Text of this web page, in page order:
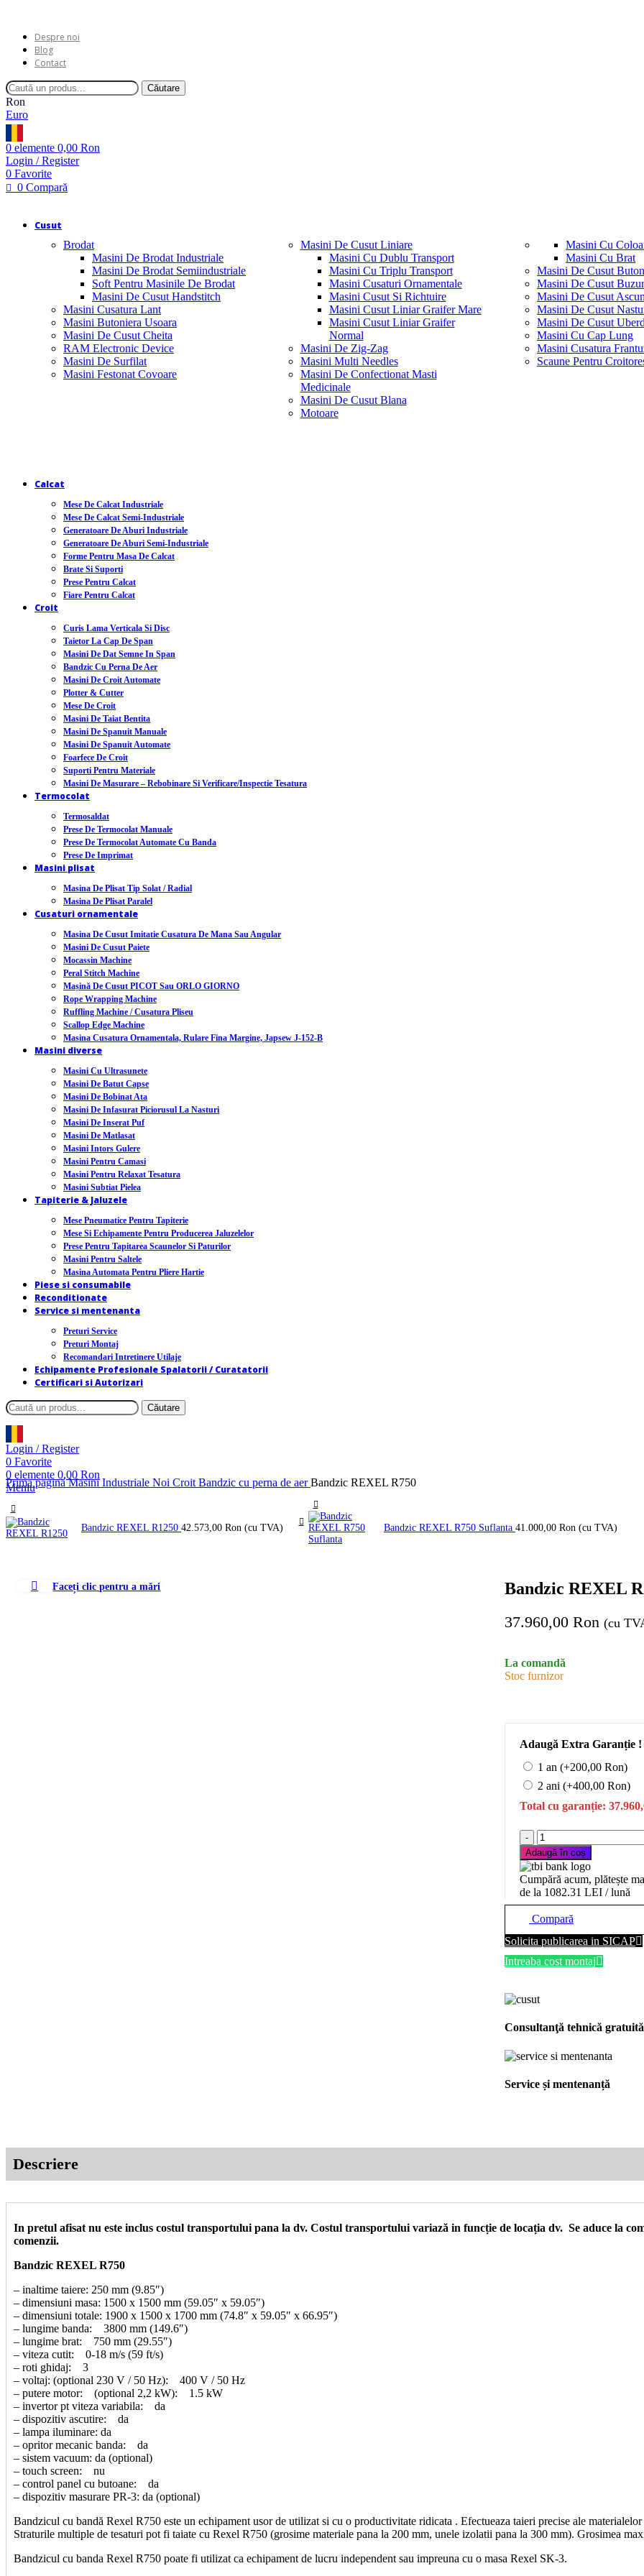
Despre noi
Blog
Contact
Căutare
Ron
Euro
0 elemente 0,00 Ron
Login / Register
0 Favorite
0 Compară
Cusut
Brodat
Masini De Brodat Industriale
Masini De Brodat Semiindustriale
Soft Pentru Masinile De Brodat
Masini De Cusut Handstitch
Masini Cusatura Lant
Masini Butoniera Usoara
Masini De Cusut Cheita
RAM Electronic Device
Masini De Surfilat
Masini Festonat Covoare
Masini De Cusut Liniare
Masini Cu Dublu Transport
Masini Cu Triplu Transport
Masini Cusaturi Ornamentale
Masini Cusut Si Richtuire
Masini Cusut Liniar Graifer Mare
Masini Cusut Liniar Graifer
Normal
Masini De Zig-Zag
Masini Multi Needles
Masini De Confectionat Masti
Medicinale
Masini De Cusut Blana
Motoare
Masini Cu
Masini Cu Brat
Masini De Cusut
Masini De Cusut
Masini De Cusut
Masini De Cusut
Masini De Cusut
Masini Cu Cap Lung
Masini Cusatura
Scaune Pentru
Calcat
Mese De Calcat Industriale
Mese De Calcat Semi-Industriale
Generatoare De Aburi Industriale
Generatoare De Aburi Semi-Industriale
Forme Pentru Masa De Calcat
Brate Si Suporti
Prese Pentru Calcat
Fiare Pentru Calcat
Croit
Curis Lama Verticala Si Disc
Taietor La Cap De Span
Masini De Dat Semne In Span
Bandzic Cu Perna De Aer
Masini De Croit Automate
Plotter & Cutter
Mese De Croit
Masini De Taiat Bentita
Masini De Spanuit Manuale
Masini De Spanuit Automate
Foarfece De Croit
Suporti Pentru Materiale
Masini De Masurare – Rebobinare Si Verificare/inspectie Tesatura
Termocolat
Termosaldat
Prese De Termocolat Manuale
Prese De Termocolat Automate Cu Banda
Prese De Imprimat
Masini plisat
Masina De Plisat Tip Solat / Radial
Masina De Plisat Paralel
Cusaturi ornamentale
Masina De Cusut Imitatie Cusatura De Mana Sau Angular
Masini De Cusut Paiete
Mocassin Machine
Peral Stitch Machine
Mașină De Cusut PICOT Sau ORLO GIORNO
Rope Wrapping Machine
Ruffling Machine / Cusatura Pliseu
Scallop Edge Machine
Masina Cusatura Ornamentala, Rulare Fina Margine, Japsew J-152-B
Masini diverse
Masini Cu Ultrasunete
Masini De Batut Capse
Masini De Bobinat Ata
Masini De Infasurat Piciorusul La Nasturi
Masini De Inserat Puf
Masini De Matlasat
Masini Intors Gulere
Masini Pentru Camasi
Masini Pentru Relaxat Tesatura
Masini Subtiat Pielea
Tapiterie & Jaluzele
Mese Pneumatice Pentru Tapiterie
Mese Si Echipamente Pentru Producerea Jaluzelelor
Prese Pentru Tapitarea Scaunelor Si Paturilor
Masini Pentru Saltele
Masina Automata Pentru Pliere Hartie
Piese si consumabile
Reconditionate
Service si mentenanta
Preturi Service
Preturi Montaj
Recomandari Intretinere Utilaje
Echipamente Profesionale Spalatorii / Curatatorii
Certificari si Autorizari
Căutare
Login / Register
0 Favorite
0 elemente 0,00 Ron
Meniu
Prima paginăMasini Industriale Noi Croit Bandzic cu perna de aerBandzic REXEL R750
Bandzic REXEL R1250 42.573,00 Ron (cu TVA) Bandzic REXEL R750 Suflanta 41.000,00 Ron (cu TVA)
Faceți clic pentru a mări Bandzic REXEL
37.960,00 Ron (cu
La comandă
Stoc furnizor
Adaugă Extra Garanție !
1 an (+200,00 Ron)
2 ani (+400,00 Ron)
Total cu garanție:
Cantitate
Bandzic
REXEL
R750
Adaugă în coș
Cumpără acum, plătește
de la 1082.31 LEI / lună
Compară
Solicita publicarea in SICAP
Intreaba cost montaj
Consultanţă tehnică gratuită
Service și mentenanță
Descriere
In pretul afisat nu este inclus costul transportului pana la dv. Costul transportului variază in funcție de locația dv. Se aduce la
comenzii.
Bandzic REXEL R750
– inaltime taiere: 250 mm (9.85″)
– dimensiuni masa: 1500 x 1500 mm (59.05″ x 59.05″)
– dimensiuni totale: 1900 x 1500 x 1700 mm (74.8″ x 59.05″ x 66.95″)
– lungime banda: 3800 mm (149.6″)
– lungime brat: 750 mm (29.55″)
– viteza cutit: 0-18 m/s (59 ft/s)
– roti ghidaj: 3
– voltaj: (optional 230 V / 50 Hz): 400 V / 50 Hz
– putere motor: (optional 2,2 kW): 1.5 kW
– invertor pt viteza variabila: da
– dispozitiv ascutire: da
– lampa iluminare: da
– opritor mecanic banda: da
– sistem vacuum: da (optional)
– touch screen: nu
– control panel cu butoane: da
– dispozitiv masurare PR-3: da (optional)
Bandzicul cu bandă Rexel R750 este un echipament usor de utilizat si cu o productivitate ridicata . Efectueaza taieri precise ale
Straturile multiple de tesaturi pot fi taiate cu Rexel R750 (grosime materiale pana la 200 mm, unele izolatii pana la 300 mm). Grosimea
Bandzicul cu banda Rexel R750 poate fi utilizat ca echipament de lucru independent sau impreuna cu o masa Rexel SK-3.